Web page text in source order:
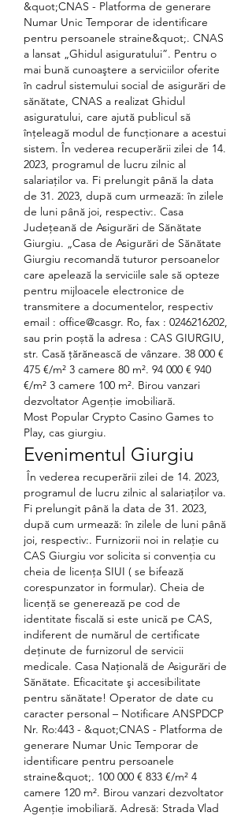
&quot;CNAS - Platforma de generare
Numar Unic Temporar de identificare
pentru persoanele straine&quot;. CNAS
a lansat „Ghidul asiguratului”. Pentru o
mai bună cunoaştere a serviciilor oferite
în cadrul sistemului social de asigurări de
sănătate, CNAS a realizat Ghidul
asiguratului, care ajută publicul să
înţeleagă modul de funcţionare a acestui
sistem. În vederea recuperării zilei de 14.
2023, programul de lucru zilnic al
salariaților va. Fi prelungit până la data
de 31. 2023, după cum urmează: în zilele
de luni până joi, respectiv:. Casa
Judeţeană de Asigurări de Sănătate
Giurgiu. „Casa de Asigurări de Sănătate
Giurgiu recomandă tuturor persoanelor
care apelează la serviciile sale să opteze
pentru mijloacele electronice de
transmitere a documentelor, respectiv
email : office@casgr. Ro, fax : 0246216202,
sau prin poștă la adresa : CAS GIURGIU,
str. Casă țărănească de vânzare. 38 000 €
475 €/m² 3 camere 80 m². 94 000 € 940
€/m² 3 camere 100 m². Birou vanzari
dezvoltator Agenție imobiliară.
Most Popular Crypto Casino Games to
Play, cas giurgiu.
Evenimentul Giurgiu
programul de lucru zilnic al salariaților va.
Fi prelungit până la data de 31. 2023,
după cum urmează: în zilele de luni până
joi, respectiv:. Furnizorii noi in relaţie cu
CAS Giurgiu vor solicita si convenţia cu
cheia de licenţa SIUI ( se bifează
corespunzator in formular). Cheia de
licenţă se generează pe cod de
identitate fiscală si este unică pe CAS,
indiferent de numărul de certificate
deţinute de furnizorul de servicii
medicale. Casa Naţională de Asigurări de
Sănătate. Eficacitate şi accesibilitate
pentru sănătate! Operator de date cu
caracter personal – Notificare ANSPDCP
Nr. Ro:443 - &quot;CNAS - Platforma de
generare Numar Unic Temporar de
identificare pentru persoanele
straine&quot;. 100 000 € 833 €/m² 4
camere 120 m². Birou vanzari dezvoltator
Agenție imobiliară. Adresă: Strada Vlad